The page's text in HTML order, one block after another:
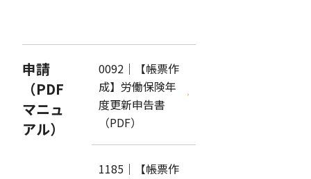
申請
（PDF
マニュ
アル）
0092｜【帳票作
成】労働保険年
度更新申告書
（PDF）
1185｜【帳票作